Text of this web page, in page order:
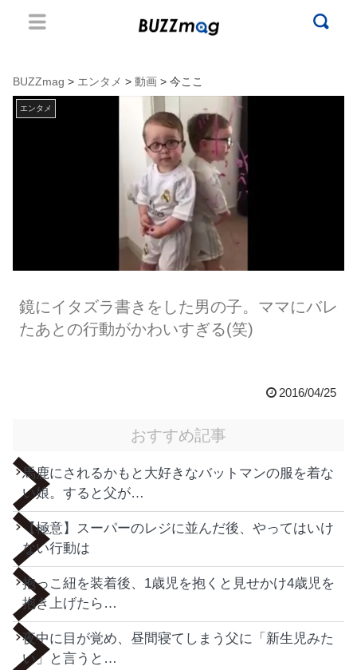
BUZZmag > エンタメ > 動画 > 今ここ
エンタメ
鏡にイタズラ書きをした男の子。ママにバレ
たあとの行動がかわいすぎる(笑)
2016/04/25
おすすめ記事
馬鹿にされるかもと大好きなバットマンの服を着な
い娘。すると父が…
【極意】スーパーのレジに並んだ後、やってはいけ
ない行動は
抱っこ紐を装着後、1歳児を抱くと見せかけ4歳児を
抱き上げたら…
夜中に目が覚め、昼間寝てしまう父に「新生児みた
い」と言うと…